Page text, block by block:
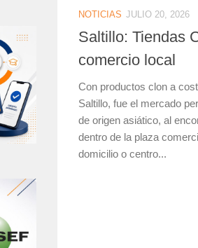
NOTICIAS JULIO 20, 2026
Saltillo: Tiendas
comercio local
Con productos clon a
Saltillo, fue el mercado
de origen asiático, al
dentro de la plaza
domicilio o centro...